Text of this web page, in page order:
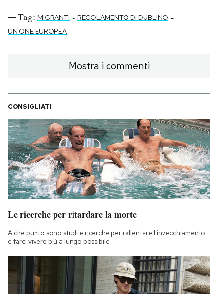
Tag: MIGRANTI - REGOLAMENTO DI DUBLINO -
UNIONE EUROPEA
Mostra i commenti
CONSIGLIATI
Le ricerche per ritardare la morte
A che punto sono studi e ricerche per rallentare l'invecchiamento
e farci vivere più a lungo possibile